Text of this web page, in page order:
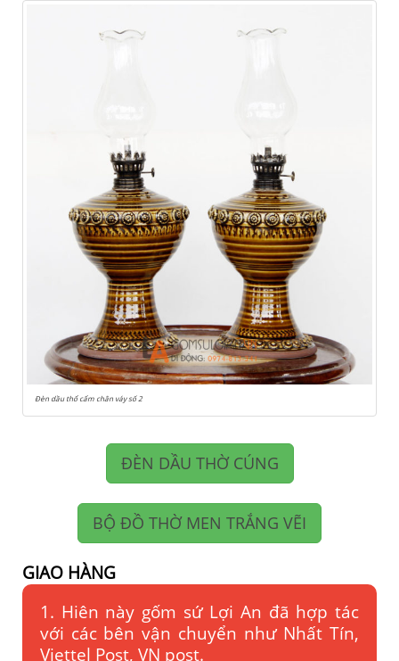
Đèn dầu thổ cẩm chân váy số 2
ĐÈN DẦU THỜ CÚNG
BỘ ĐỒ THỜ MEN TRẮNG VẼI
GIAO HÀNG
1. Hiên này gốm sứ Lợi An đã hợp tác
với các bên vận chuyển như Nhất Tín,
Viettel Post, VN post.